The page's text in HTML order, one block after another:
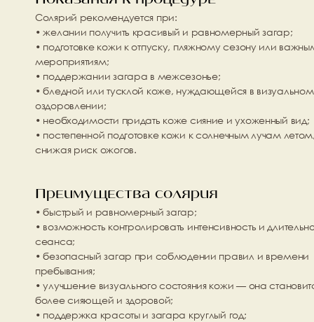
Солярий рекомендуется при:
• желании получить красивый и равномерный загар;
• подготовке кожи к отпуску, пляжному сезону или
мероприятиям;
• поддержании загара в межсезонье;
• бледной или тусклой коже, нуждающейся в визуальном
оздоровлении;
• необходимости придать коже сияние и ухоженный вид;
• постепенной подготовке кожи к солнечным лучам летом,
снижая риск ожогов.
Преимущества солярия
• быстрый и равномерный загар;
• возможность контролировать интенсивность и
сеанса;
• безопасный загар при соблюдении правил и времени
пребывания;
• улучшение визуального состояния кожи — она
более сияющей и здоровой;
• поддержка красоты и загара круглый год;